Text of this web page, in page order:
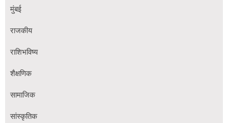
मुंबई
राजकीय
राशिभविष्य
शैक्षणिक
सामाजिक
सांस्कृतिक